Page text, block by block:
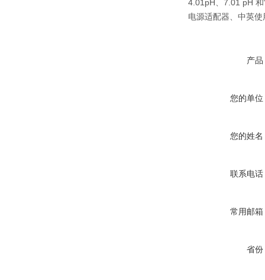
4.01pH、7.01 pH
电源适配器、中英使
产品
您的单位
您的姓名
联系电话
常用邮箱
省份